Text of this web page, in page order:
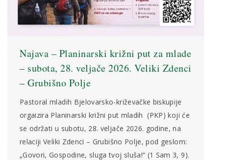
Najava – Planinarski križni put za mlade
– subota, 28. veljače 2026. Veliki Zdenci
– Grubišno Polje
Pastoral mladih Bjelovarsko-križevačke biskupije
orgaizira Planinarski križni put mladih (PKP) koji će
se održati u subotu, 28. veljače 2026. godine, na
relaciji Veliki Zdenci – Grubišno Polje, pod geslom:
„Govori, Gospodine, sluga tvoj sluša!“ (1 Sam 3, 9).